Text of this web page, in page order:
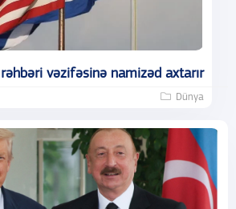
rəhbəri vəzifəsinə namizəd axtarır
Dünya